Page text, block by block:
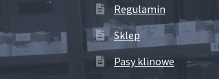
Regulamin
Sklep
Pasy klinowe